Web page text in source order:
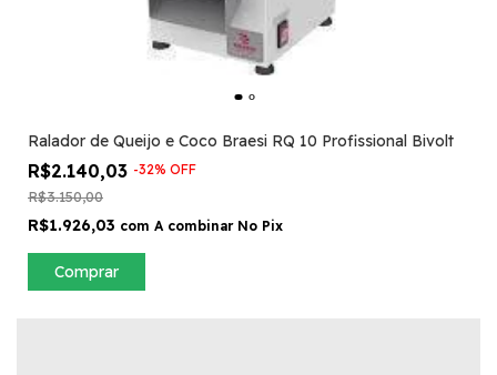
Ralador de Queijo e Coco Braesi RQ 10 Profissional Bivolt
R$2.140,03 -32% OFF
R$3.150,00
R$1.926,03 com A combinar No Pix
Comprar